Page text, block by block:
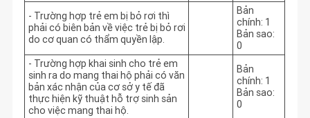
- Trường hợp trẻ em bị bỏ rơi thì
phải có biên bản về việc trẻ bị bỏ rơi
do cơ quan có thẩm quyền lập.
Bản
chính: 1
Bản sao:
0
- Trường hợp khai sinh cho trẻ em
sinh ra do mang thai hộ phải có văn
bản xác nhận của cơ sở y tế đã
thực hiện kỹ thuật hỗ trợ sinh sản
cho việc mang thai hộ.
Bản
chính: 1
Bản sao:
0